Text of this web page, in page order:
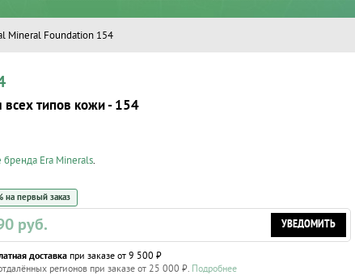
Mineral Foundation 154
всех типов кожи - 154
бренда Era Minerals.
на первый заказ
руб. УВЕДОМИТЬ
доставка при заказе от 9 500 ₽
регионов при заказе от 25 000 ₽. Подробнее